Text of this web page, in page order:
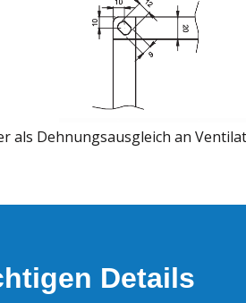
Dehnungsausgleich an
Details